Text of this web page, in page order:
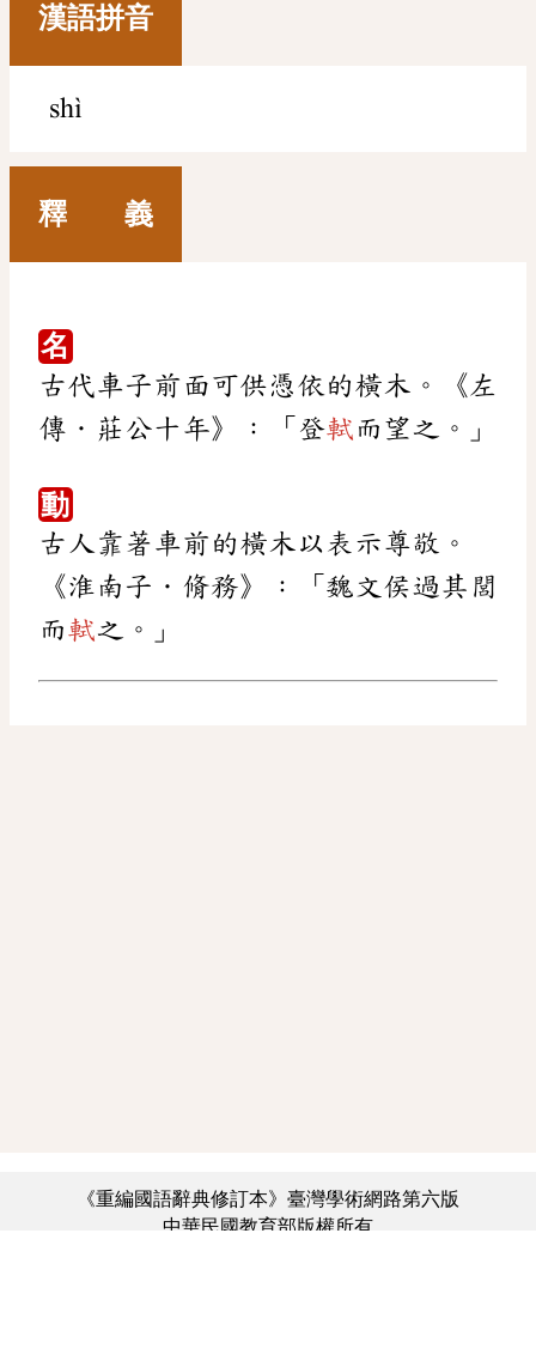
漢語拼音
shì
釋 義
名
古代車子前面可供憑依的橫木。《左
傳．莊公十年》：「登軾 而望之。」
動
古人靠著車前的橫木以表示尊敬。
《淮南子．脩務》：「魏文侯過其閭
而軾之。」
《重編國語辭典修訂本》臺灣學術網路第六版
中華民國教育部版權所有